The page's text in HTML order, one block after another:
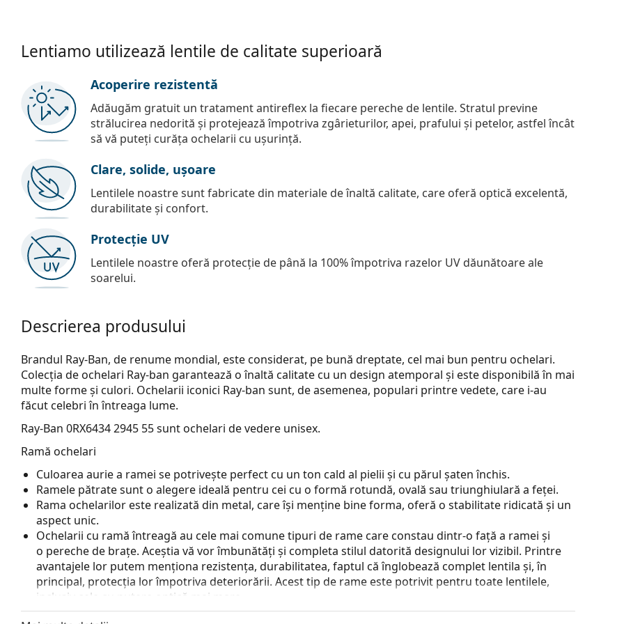
Lentiamo utilizează lentile de calitate superioară
Acoperire rezistentă
Adăugăm gratuit un tratament antireflex la fiecare pereche de lentile. Stratul previne
strălucirea nedorită și protejează împotriva zgârieturilor, apei, prafului și petelor, astfel încât
să vă puteți curăța ochelarii cu ușurință.
Clare, solide, ușoare
Lentilele noastre sunt fabricate din materiale de înaltă calitate, care oferă optică excelentă,
durabilitate și confort.
Protecție UV
Lentilele noastre oferă protecție de până la 100% împotriva razelor UV dăunătoare ale
soarelui.
Descrierea produsului
Brandul Ray-Ban, de renume mondial, este considerat, pe bună dreptate, cel mai bun pentru ochelari.
Colecția de ochelari Ray-ban garantează o înaltă calitate cu un design atemporal și este disponibilă în mai
multe forme și culori. Ochelarii iconici Ray-ban sunt, de asemenea, populari printre vedete, care i-au
făcut celebri în întreaga lume.
Ray-Ban 0RX6434 2945 55sunt ochelari de vedere unisex.
Ramă ochelari
Culoarea aurie a ramei se potrivește perfect cu un ton cald al pielii și cu părul șaten închis.
Ramele pătrate sunt o alegere ideală pentru cei cu o formă rotundă, ovală sau triunghiulară a feței.
Rama ochelarilor este realizată din metal, care își menține bine forma, oferă o stabilitate ridicată și un
aspect unic.
Ochelarii cu ramă întreagă au cele mai comune tipuri de rame care constau dintr-o față a ramei și
o pereche de brațe. Aceștia vă vor îmbunătăți și completa stilul datorită designului lor vizibil. Printre
avantajele lor putem menționa rezistența, durabilitatea, faptul că înglobează complet lentila și, în
principal, protecția lor împotriva deteriorării. Acest tip de rame este potrivit pentru toate lentilele,
inclusiv cele cu putere optică mai mare.
Pernițele de nas reglabile permit o ușoară modificare a poziției și a potrivirii ochelarilor. Pernițele de